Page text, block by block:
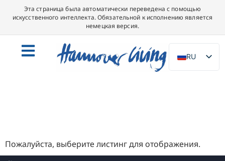
Эта страница была автоматически переведена с помощью
искусственного интеллекта. Обязательной к исполнению является
немецкая версия.
RU
DE
IT
Пожалуйста, выберите листинг для отображения.